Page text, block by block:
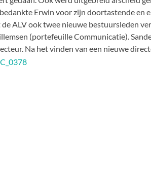
Erwin voor zijn doortastende en
ALV ook twee nieuwe bestuursleden
(portefeuille Communicatie).
Na het vinden van een nieuwe